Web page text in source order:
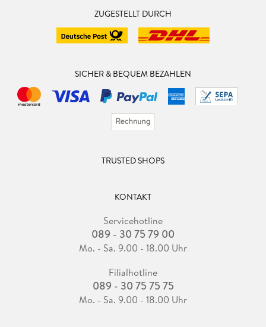
ZUGESTELLT DURCH
SICHER & BEQUEM BEZAHLEN
TRUSTED SHOPS
KONTAKT
Servicehotline
089 - 30 75 79 00
Mo. - Sa. 9.00 - 18.00 Uhr
Filialhotline
089 - 30 75 75 75
Mo. - Sa. 9.00 - 18.00 Uhr